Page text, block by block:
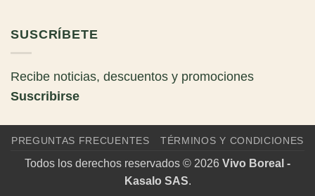
SUSCRÍBETE
Recibe noticias, descuentos y promociones
Suscribirse
PREGUNTAS FRECUENTES TÉRMINOS Y CONDICIONES
Todos los derechos reservados © 2026 Vivo Boreal -
Kasalo SAS.